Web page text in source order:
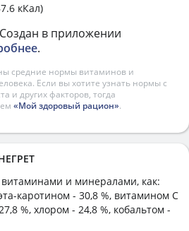
кКал)
в приложении
.
средние нормы витаминов и
Если вы хотите узнать нормы с
и других факторов, тогда
«Мой здоровый рацион».
витаминами и минералами, как:
каротином - 30,8 %, витамином C
%, хлором - 24,8 %, кобальтом -